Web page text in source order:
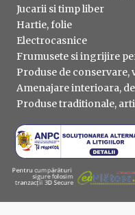
Jucarii si timp liber
Hartie, folie
Electrocasnice
Frumusete si ingrijire
Produse de conservare,
Amenajare interioara,
Produse traditionale,